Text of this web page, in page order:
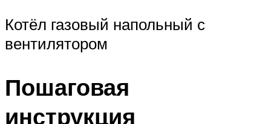
Котёл газовый напольный с
вентилятором
Пошаговая
инструкция